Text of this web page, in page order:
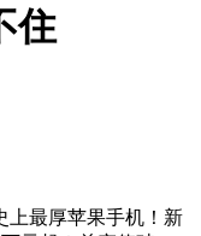
住
最厚苹果手机！新